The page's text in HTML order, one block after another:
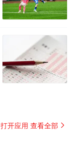
打开应用 查看全部